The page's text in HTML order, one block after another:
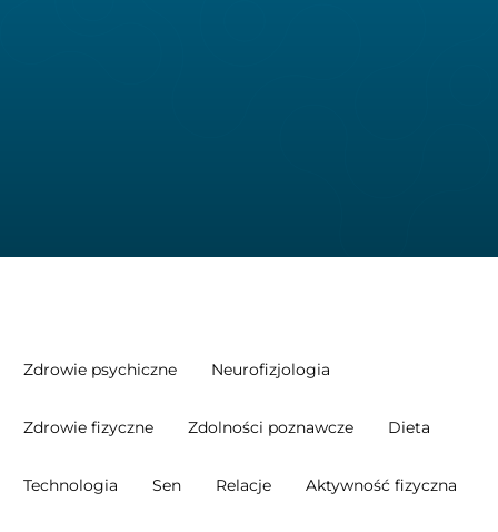
Zdrowie psychiczne Neurofizjologia
Zdrowie fizyczne Zdolności poznawcze Dieta
Technologia Sen Relacje Aktywność fizyczna